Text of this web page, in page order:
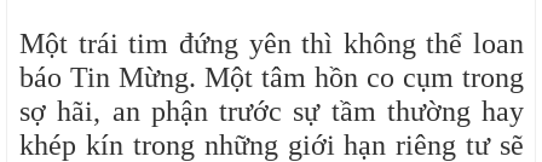
Một trái tim đứng yên thì không thể loan
báo Tin Mừng. Một tâm hồn co cụm trong
sợ hãi, an phận trước sự tầm thường hay
khép kín trong những giới hạn riêng tư sẽ